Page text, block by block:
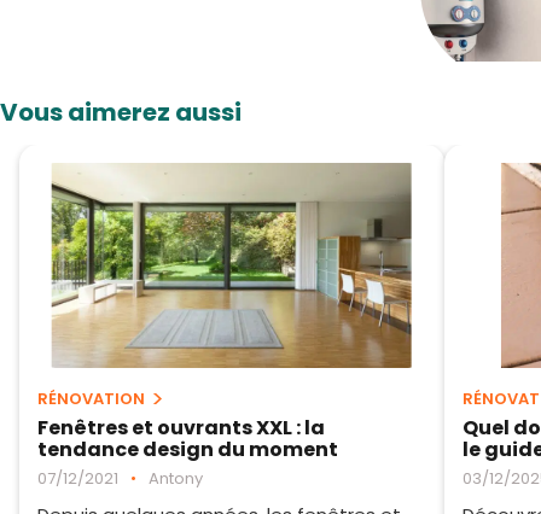
Vous aimerez aussi
RÉNOVATION
Fenêtres et ouvrants XXL : la
tendance design du moment
07/12/2021 • Antony
Quel
le
03/12/